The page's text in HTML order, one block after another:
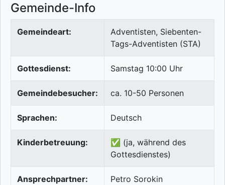
Gemeinde-Info
Gemeindeart:
Adventisten, Siebenten-
Tags-Adventisten (STA)
Gottesdienst: Samstag 10:00 Uhr
Gemeindebesucher: ca. 10-50 Personen
Sprachen: Deutsch
Kinderbetreuung:
✅ (ja, während des
Gottesdienstes)
Ansprechpartner: Petro Sorokin